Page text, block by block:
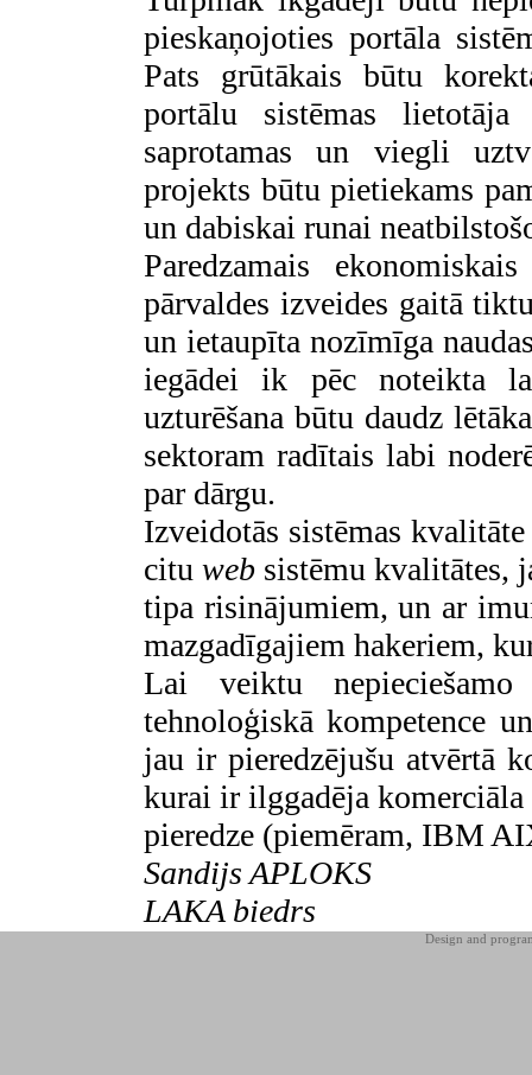
pieskaņojoties portāla
Pats grūtākais būtu
portālu sistēmas
saprotamas un viegli
projekts būtu pietiekams
un dabiskai runai
Paredzamais
pārvaldes izveides gaitā
un ietaupīta nozīmīga
iegādei ik pēc noteikta
uzturēšana būtu daudz
sektoram radītais labi
par dārgu.
Izveidotās sistēmas
cituweb sistēmu kvalitātes,
tipa risinājumiem, un ar
mazgadīgajiem hakeriem,
Lai veiktu
tehnoloģiskā kompetence
jau ir pieredzējušu atvērtā
kurai ir ilggadēja
pieredze (piemēram, IBM
Sandijs APLOKS
LAKA biedrs
Design and